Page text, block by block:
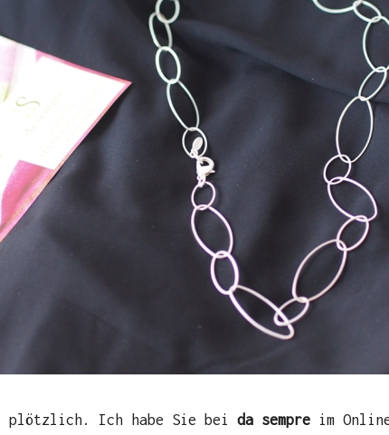
plötzlich. Ich habe Sie bei da sempre im